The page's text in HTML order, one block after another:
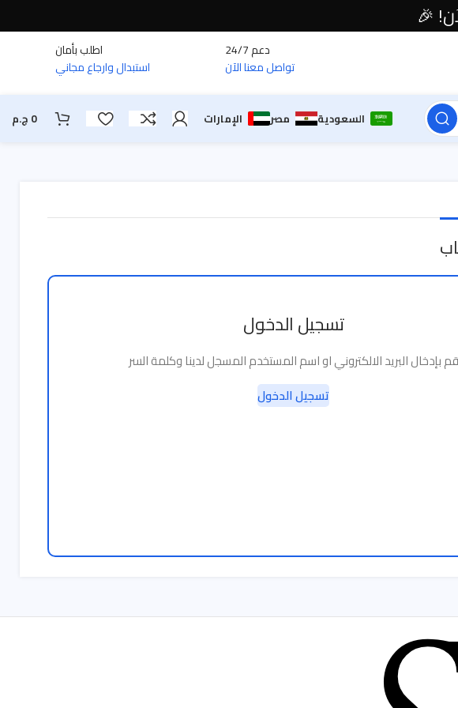
دعم 24/7
تواصل معنا الآن
اطلب بأمان
استبدال وارجاع مجاني
السعودية مصر الإمارات 0 ج.م
تسجيل الدخول
قم بإدخال البريد الالكتروني او اسم المستخدم المسجل لدينا وكلمة السر
تسجيل الدخول
🎉